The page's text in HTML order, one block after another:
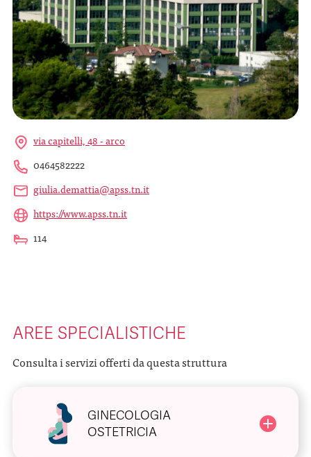
via capitelli, 48 - arco
0464582222
giulia.demattia@apss.tn.it
https://www.apss.tn.it
114
AREE SPECIALISTICHE
Consulta i servizi offerti da questa struttura
GINECOLOGIA
OSTETRICIA